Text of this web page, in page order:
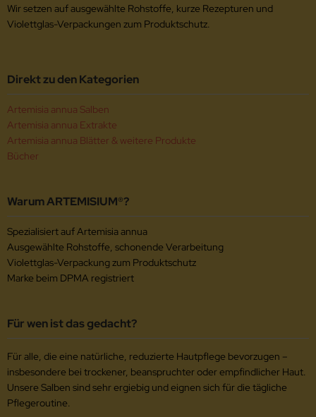
Wir setzen auf ausgewählte Rohstoffe, kurze Rezepturen und
Violettglas-Verpackungen zum Produktschutz.
Direkt zu den Kategorien
Artemisia annua Salben
Artemisia annua Extrakte
Artemisia annua Blätter & weitere Produkte
Bücher
Warum ARTEMISIUM®?
Spezialisiert auf Artemisia annua
Ausgewählte Rohstoffe, schonende Verarbeitung
Violettglas-Verpackung zum Produktschutz
Marke beim DPMA registriert
Für wen ist das gedacht?
Für alle, die eine natürliche, reduzierte Hautpflege bevorzugen –
insbesondere bei trockener, beanspruchter oder empfindlicher Haut.
Unsere Salben sind sehr ergiebig und eignen sich für die tägliche
Pflegeroutine.